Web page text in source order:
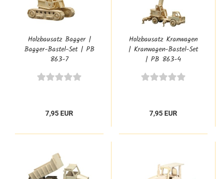
Holzbausatz Bagger |
Bagger-Bastel-Set | PB
863-7
7,95 EUR
Holzbausatz Kranwagen
| Kranwagen-Bastel-Set
| PB 863-4
7,95 EUR